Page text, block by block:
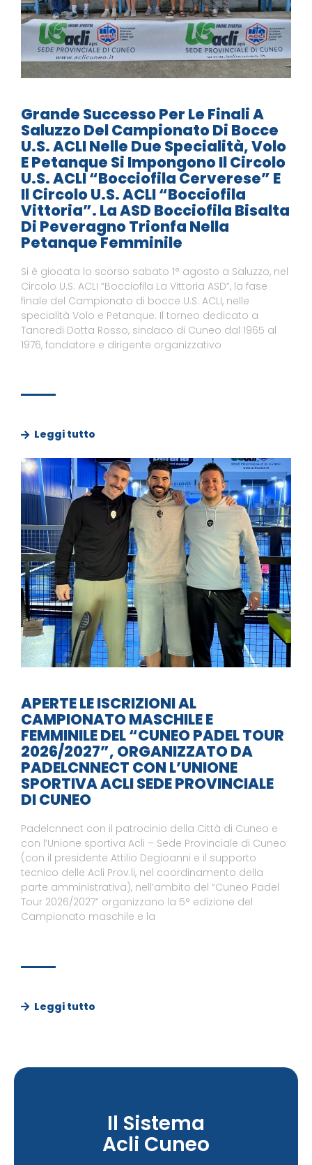
Grande Successo Per Le Finali A
Saluzzo Del Campionato Di Bocce
U.S. ACLI Nelle Due Specialità, Volo
E Petanque Si Impongono Il Circolo
U.S. ACLI “Bocciofila Cerverese” E
Il Circolo U.S. ACLI “Bocciofila
Vittoria”. La ASD Bocciofila Bisalta
Di Peveragno Trionfa Nella
Petanque Femminile
Si è giocata lo scorso sabato 1° agosto a Saluzzo, nel
Circolo U.S. ACLI “Bocciofila La Vittoria ASD”, la fase
finale del Campionato di bocce U.S. ACLI, nelle
specialità Volo e Petanque. Il torneo dedicato a
Tancredi Dotta Rosso, sindaco di Cuneo dal 1965 al
1976, fondatore e dirigente organizzativo
Leggi tutto
APERTE LE ISCRIZIONI AL
CAMPIONATO MASCHILE E
FEMMINILE DEL “CUNEO PADEL TOUR
2026/2027”, ORGANIZZATO DA
PADELCNNECT CON L’UNIONE
SPORTIVA ACLI SEDE PROVINCIALE
DI CUNEO
Padelcnnect con il patrocinio della Città di Cuneo e
con l’Unione sportiva Acli – Sede Provinciale di Cuneo
(con il presidente Attilio Degioanni e il supporto
tecnico delle Acli Prov.li, nel coordinamento della
parte amministrativa), nell’ambito del “Cuneo Padel
Tour 2026/2027” organizzano la 5° edizione del
Campionato maschile e la
Leggi tutto
Il Sistema
Acli Cuneo